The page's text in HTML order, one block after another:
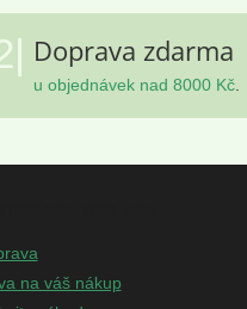
Doprava zdarma
u objednávek nad 8000 Kč.
na váš nákup